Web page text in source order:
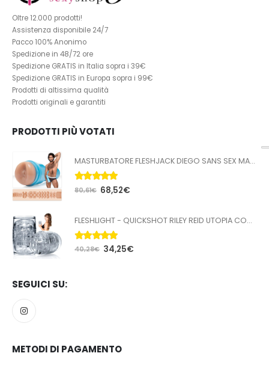
Oltre 12.000 prodotti!
Assistenza disponibile 24/7
Pacco 100% Anonimo
Spedizione in 48/72 ore
Spedizione GRATIS in Italia sopra i 39€
Spedizione GRATIS in Europa sopra i 99€
Prodotti di altissima qualità
Prodotti originali e garantiti
PRODOTTI PIÙ VOTATI
MASTURBATORE FLESHJACK DIEGO SANS SEX MACHINE BUTT
5.00Su 5
80,61€ 68,52€
FLESHLIGHT - QUICKSHOT RILEY REID UTOPIA COMPATTA
5.00Su 5
40,28€ 34,25€
SEGUICI SU:
METODI DI PAGAMENTO